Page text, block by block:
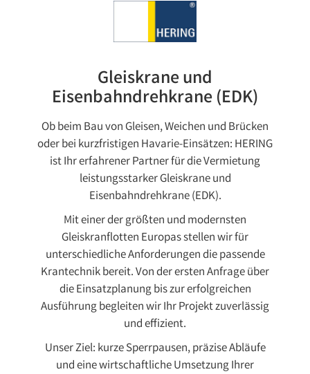
Gleiskrane und
Eisenbahndrehkrane (EDK)
Ob beim Bau von Gleisen, Weichen und Brücken
oder bei kurzfristigen Havarie-Einsätzen: HERING
ist Ihr erfahrener Partner für die Vermietung
leistungsstarker Gleiskrane und
Eisenbahndrehkrane (EDK).
Mit einer der größten und modernsten
Gleiskranflotten Europas stellen wir für
unterschiedliche Anforderungen die passende
Krantechnik bereit. Von der ersten Anfrage über
die Einsatzplanung bis zur erfolgreichen
Ausführung begleiten wir Ihr Projekt zuverlässig
und effizient.
Unser Ziel: kurze Sperrpausen, präzise Abläufe
und eine wirtschaftliche Umsetzung Ihrer